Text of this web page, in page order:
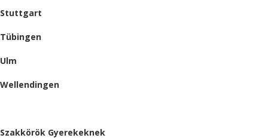
Stuttgart
Tübingen
Ulm
Wellendingen
Szakkörök Gyerekeknek